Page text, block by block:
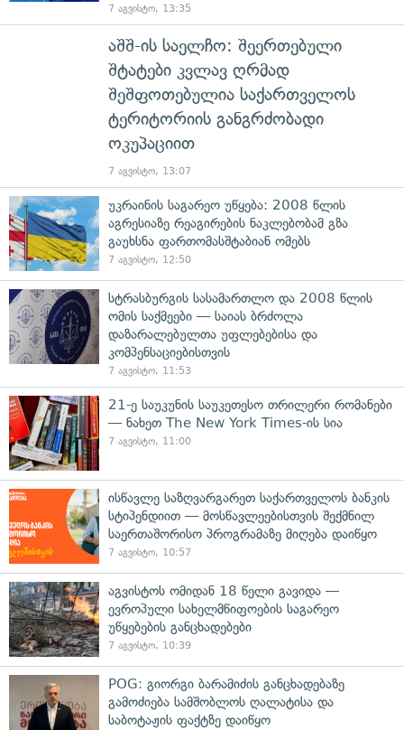
7 აგვისტო, 13:35
აშშ-ის საელჩო: შეერთებული
შტატები კვლავ ღრმად
შეშფოთებულია საქართველოს
ტერიტორიის განგრძობადი
ოკუპაციით
7 აგვისტო, 13:07
უკრაინის საგარეო უწყება: 2008 წლის
აგრესიაზე რეაგირების ნაკლებობამ გზა
გაუხსნა ფართომასშტაბიან ომებს
7 აგვისტო, 12:50
სტრასბურგის სასამართლო და 2008 წლის
ომის საქმეები — საიას ბრძოლა
დაზარალებულთა უფლებებისა და
კომპენსაციებისთვის
7 აგვისტო, 11:53
21-ე საუკუნის საუკეთესო თრილერი რომანები
— ნახეთ The New York Times-ის სია
7 აგვისტო, 11:00
ისწავლე საზღვარგარეთ საქართველოს ბანკის
სტიპენდიით — მოსწავლეებისთვის შექმნილ
საერთაშორისო პროგრამაზე მიღება დაიწყო
7 აგვისტო, 10:57
აგვისტოს ომიდან 18 წელი გავიდა —
ევროპული სახელმწიფოების საგარეო
უწყებების განცხადებები
7 აგვისტო, 10:39
POG: გიორგი ბარამიძის განცხადებაზე
გამოძიება სამშობლოს ღალატისა და
საბოტაჟის ფაქტზე დაიწყო